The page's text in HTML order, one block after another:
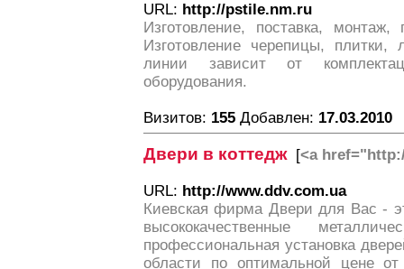
URL: http://pstile.nm.ru
Изготовление, поставка, монтаж,
Изготовление черепицы,
линии зависит от
оборудования.
Визитов: 155 Добавлен: 17.03.2010
Двери в коттедж[<a
URL: http://www.ddv.com.ua
Киевская фирма Двери для Вас -
высококачественные
профессиональная установка
области по оптимальной цене